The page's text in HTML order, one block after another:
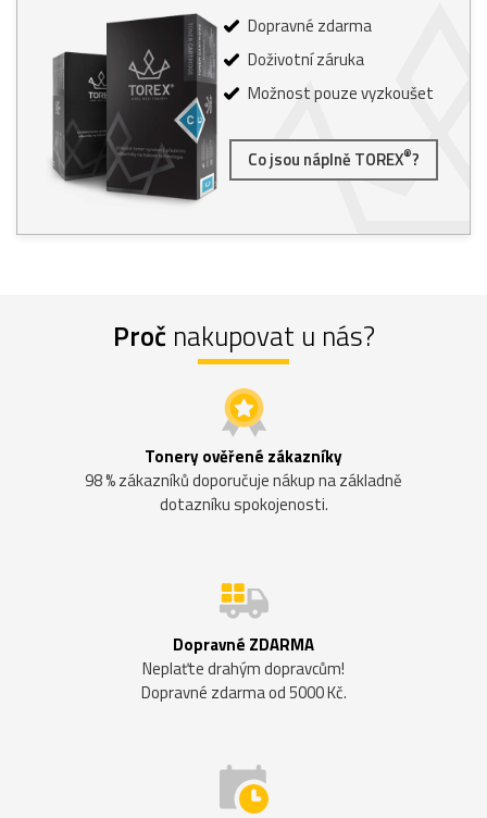
Dopravné zdarma
Doživotní záruka
Možnost pouze vyzkoušet
Co jsou náplně TOREX®?
Proč nakupovat u nás?
Tonery ověřené zákazníky
98 % zákazníků doporučuje nákup na základně
dotazníku spokojenosti.
Dopravné ZDARMA
Neplaťte drahým dopravcům!
Dopravné zdarma od 5000 Kč.